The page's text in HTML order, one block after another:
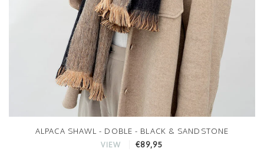
ALPACA SHAWL - DOBLE - BLACK & SANDSTONE
VIEW €89,95